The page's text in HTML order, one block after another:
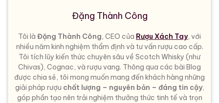
Đặng Thành Công
Tôi là Đặng Thành Công, CEO của Rượu Xách Tay, với
nhiều năm kinh nghiệm thẩm định và tư vấn rượu cao cấp.
Tôi tích lũy kiến thức chuyên sâu về Scotch Whisky (như
Chivas), Cognac, và rượu vang. Thông qua các bài Blog
được chia sẻ, tôi mong muốn mang đến khách hàng những
giải pháp rượu chất lượng – nguyên bản – đáng tin cậy,
góp phần tạo nên trải nghiệm thưởng thức tinh tế và trọn